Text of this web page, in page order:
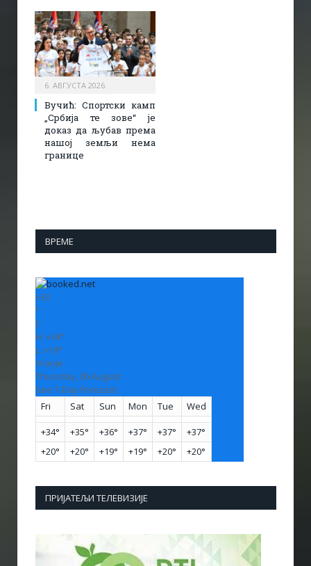
6. АВГУСТА 2026.
Вучић: Спортски камп
„Србија те зове“ је
доказ да љубав према
нашој земљи нема
границе
ВРЕМЕ
+33
°
C
H: +34°
L: +19°
Vranje
Thursday, 06 August
See 7-Day Forecast
Fri
Sat Sun Mon Tue Wed
+34° +35° +36° +37° +37° +37°
+20° +20° +19° +19° +20° +20°
ПРИЈАТЕЉИ ТЕЛЕВИЗИЈЕ